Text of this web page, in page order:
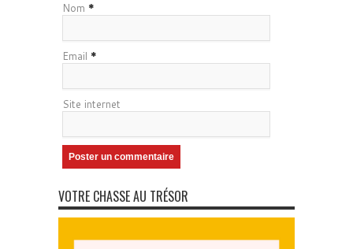
Nom *
Email *
Site internet
VOTRE CHASSE AU TRÉSOR